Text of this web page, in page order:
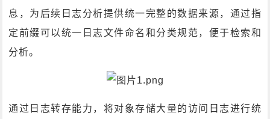
息，为后续日志分析提供统一完整的数据来源，通过指
定前缀可以统一日志文件命名和分类规范，便于检索和
分析。
通过日志转存能力，将对象存储大量的访问日志进行统